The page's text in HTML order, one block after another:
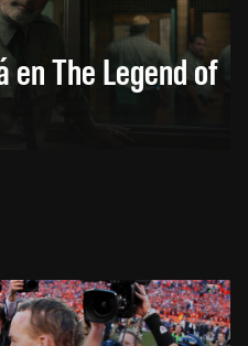
en The Legend of